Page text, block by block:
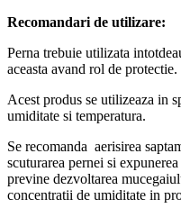
Recomandari de utilizare:
Perna trebuie utilizata
aceasta avand rol de protectie.
Acest produs se utilizeaza in
umiditate si temperatura.
Se recomanda aerisirea
scuturarea pernei si
previne dezvoltarea
concentratii de umiditate in